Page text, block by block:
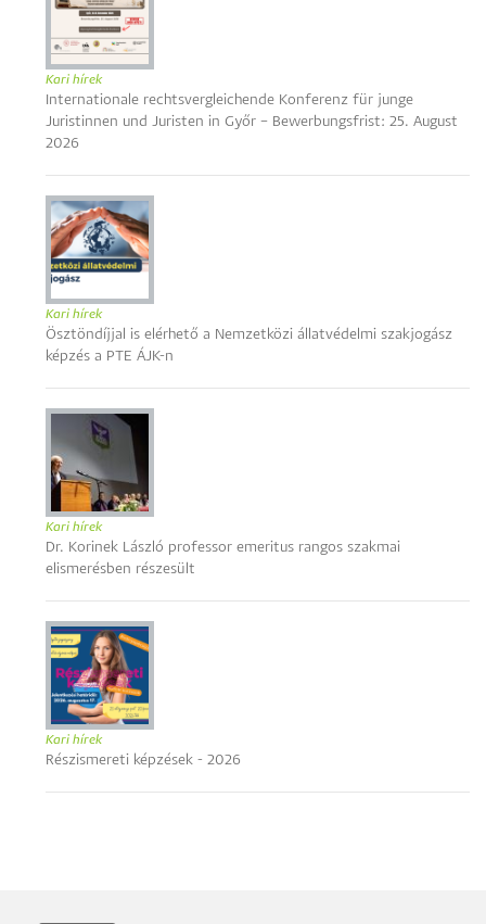
Kari hírek
Internationale rechtsvergleichende Konferenz für junge
Juristinnen und Juristen in Győr – Bewerbungsfrist: 25. August
2026
Kari hírek
Ösztöndíjjal is elérhető a Nemzetközi állatvédelmi szakjogász
képzés a PTE ÁJK-n
Kari hírek
Dr. Korinek László professor emeritus rangos szakmai
elismerésben részesült
Kari hírek
Részismereti képzések - 2026